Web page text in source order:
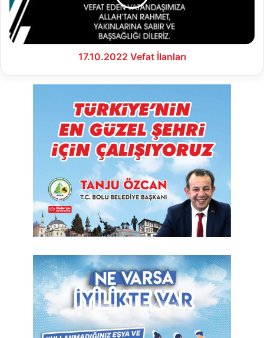
17.10.2022 Vefat İlanları